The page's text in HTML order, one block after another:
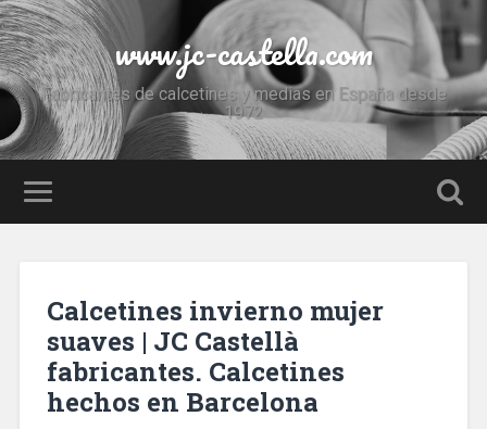
www.jc-castella.com
Fabricantes de calcetines y medias en España desde
1972
Calcetines invierno mujer
suaves | JC Castellà
fabricantes. Calcetines
hechos en Barcelona